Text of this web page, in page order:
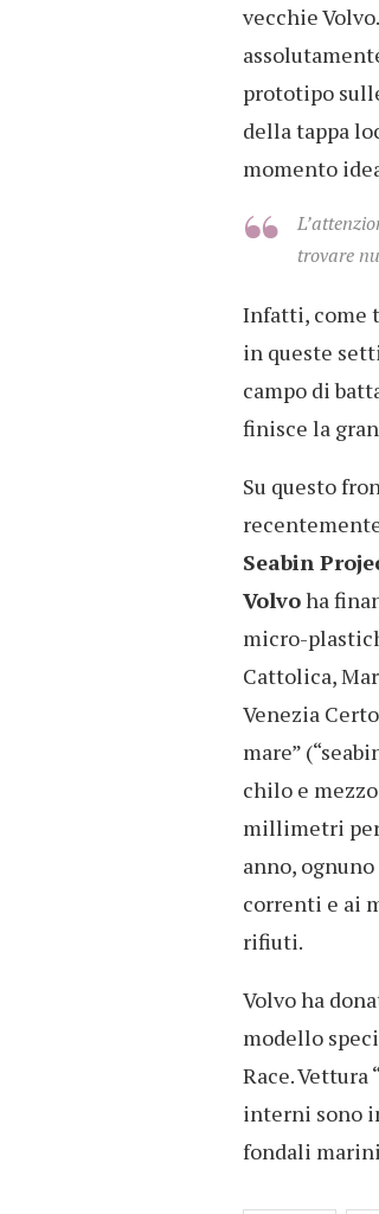
vecchie
prototipo
della tappa
momento
trovare
Infatti, come
in queste
campo di
finisce la
Su questo
Seabin
Volvoha
micro-
Cattolica,
Venezia
mare”
chilo e
millimetri
anno,
correnti e ai
rifiuti.
Volvo ha
modello
Race.
interni sono
fondali